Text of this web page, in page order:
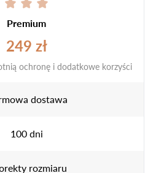
Premium
249 zł
ochronę i dodatkowe korzyści
dostawa
100 dni
rozmiaru